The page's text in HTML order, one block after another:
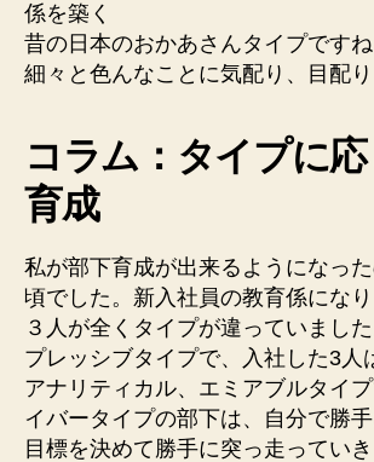
係を築く
昔の日本のおかあさんタイプですね
細々と色んなことに気配り、目配り
コラム：タイプに
育成
私が部下育成が出来るようになっ
頃でした。新入社員の教育係にな
３人が全くタイプが違っていまし
プレッシブタイプで、入社した3人
アナリティカル、エミアブルタイ
イバータイプの部下は、自分で勝
目標を決めて勝手に突っ走ってい